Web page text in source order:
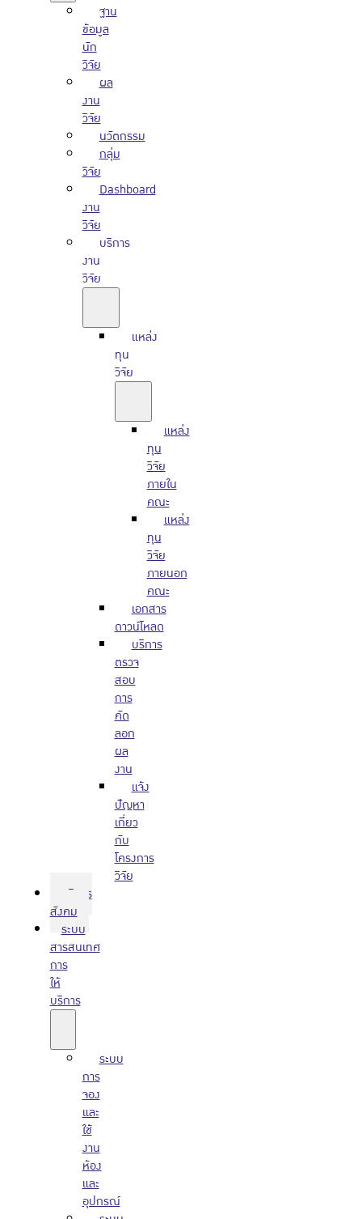
ฐาน
ข้อมูล
นัก
วิจัย
ผล
งาน
วิจัย
นวัตกรรม
กลุ่ม
วิจัย
Dashboard
งาน
วิจัย
บริการ
งาน
วิจัย
แหล่ง
ทุน
วิจัย
แหล่ง
ทุน
วิจัย
ภายใน
คณะ
แหล่ง
ทุน
วิจัย
ภายนอก
คณะ
เอกสาร
ดาวน์โหลด
บริการ
ตรวจ
สอบ
การ
คัด
ลอก
ผล
งาน
แจ้ง
ปัญหา
เกี่ยว
กับ
โครงการ
วิจัย
บริการ
สังคม
ระบบ
สารสนเทศ
การ
ให้
บริการ
ระบบ
การ
จอง
และ
ใช้
งาน
ห้อง
และ
อุปกรณ์